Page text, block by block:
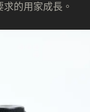
的用家成長。